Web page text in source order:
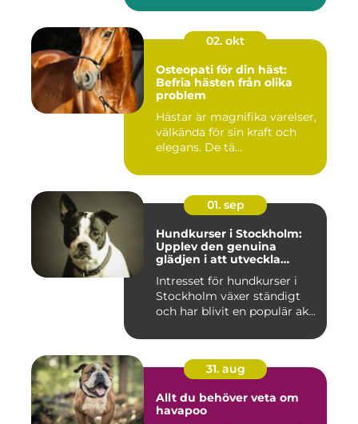
02. okt
Osteopati för din häst:
Befria hästen från olika
problem
Hästar är magnifika varelser,
välkända för sin kraft och
elegans. De tä...
01. sep
Hundkurser i Stockholm:
Upplev den genuina
glädjen i att utveckla
kommunikation med din
hund
Intresset för hundkurser i
Stockholm växer ständigt
och har blivit en populär ak...
31. aug
Allt du behöver veta om
havapoo